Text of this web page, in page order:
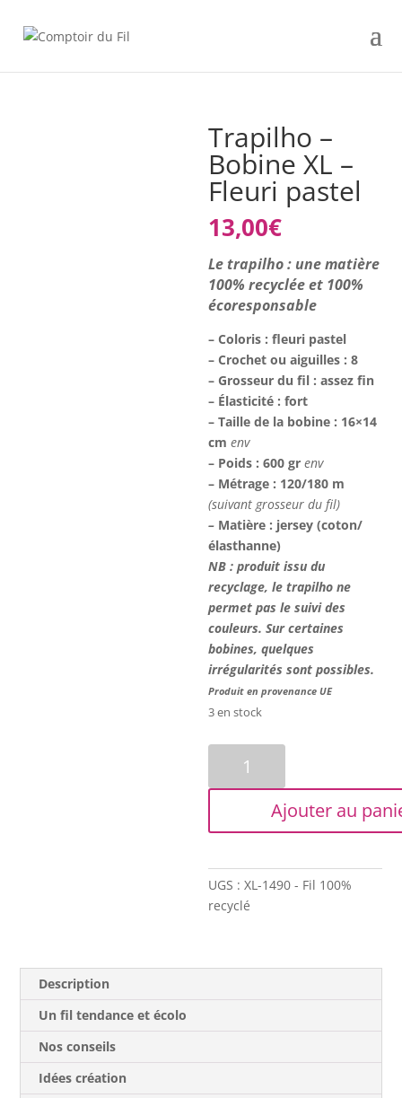
Trapilho –
Bobine XL –
Fleuri pastel
13,00€
Le trapilho : une matière
100% recyclée et 100%
écoresponsable
– Coloris : fleuri pastel
– Crochet ou aiguilles : 8
– Grosseur du fil : assez fin
– Élasticité : fort
– Taille de la bobine : 16×14
cmenv
– Poids : 600 grenv
– Métrage : 120/180 m
(suivant grosseur du fil)
– Matière : jersey(coton/
élasthanne)
NB : produit issu du
recyclage, le trapilho ne
permet pas le suivi des
couleurs. Sur certaines
bobines, quelques
irrégularités sont possibles.
Produit en provenance UE
3 en stock
Trapilho
Bobine
-
Fleuri
pastel
Ajouter au
UGS :XL-1490 - Fil 100%
recyclé
Description
Un fil tendance et écolo
Nos conseils
Idées création